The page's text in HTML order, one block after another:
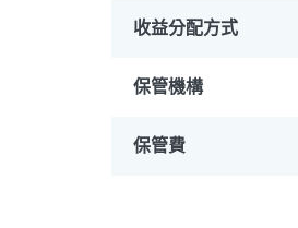
收益分配方式
保管機構
保管費